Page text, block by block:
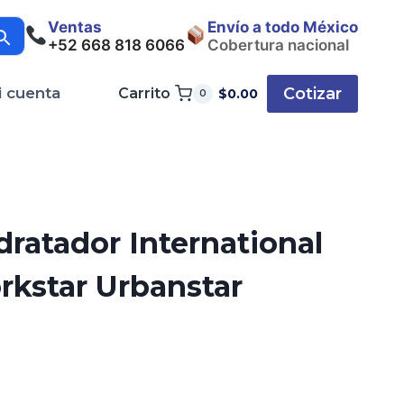
Ventas
+52 668 818 6066
Envío a todo México
Cobertura nacional
cuenta Carrito 0 $0.00 Cotizar
International
Urbanstar